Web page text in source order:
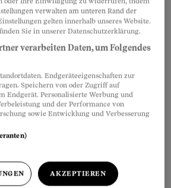
Gesetz muss der
Angestellten alle Auslagen
der Arbeit notwendigerweise
Auftrag an einem
ist eine Entschädigung für
und Verpflegung
und wann sind sie
verwalten am unteren Rand der
gelten innerhalb unseres Website.
Sie in unserer Datenschutzerklärung.
verarbeiten Daten, um Folgendes
Endgeräteeigenschaften zur
Speichern von oder Zugriff auf
Endgerät. Personalisierte Werbung und
und der Performance von
sowie Entwicklung und Verbesserung
AKZEPTIEREN